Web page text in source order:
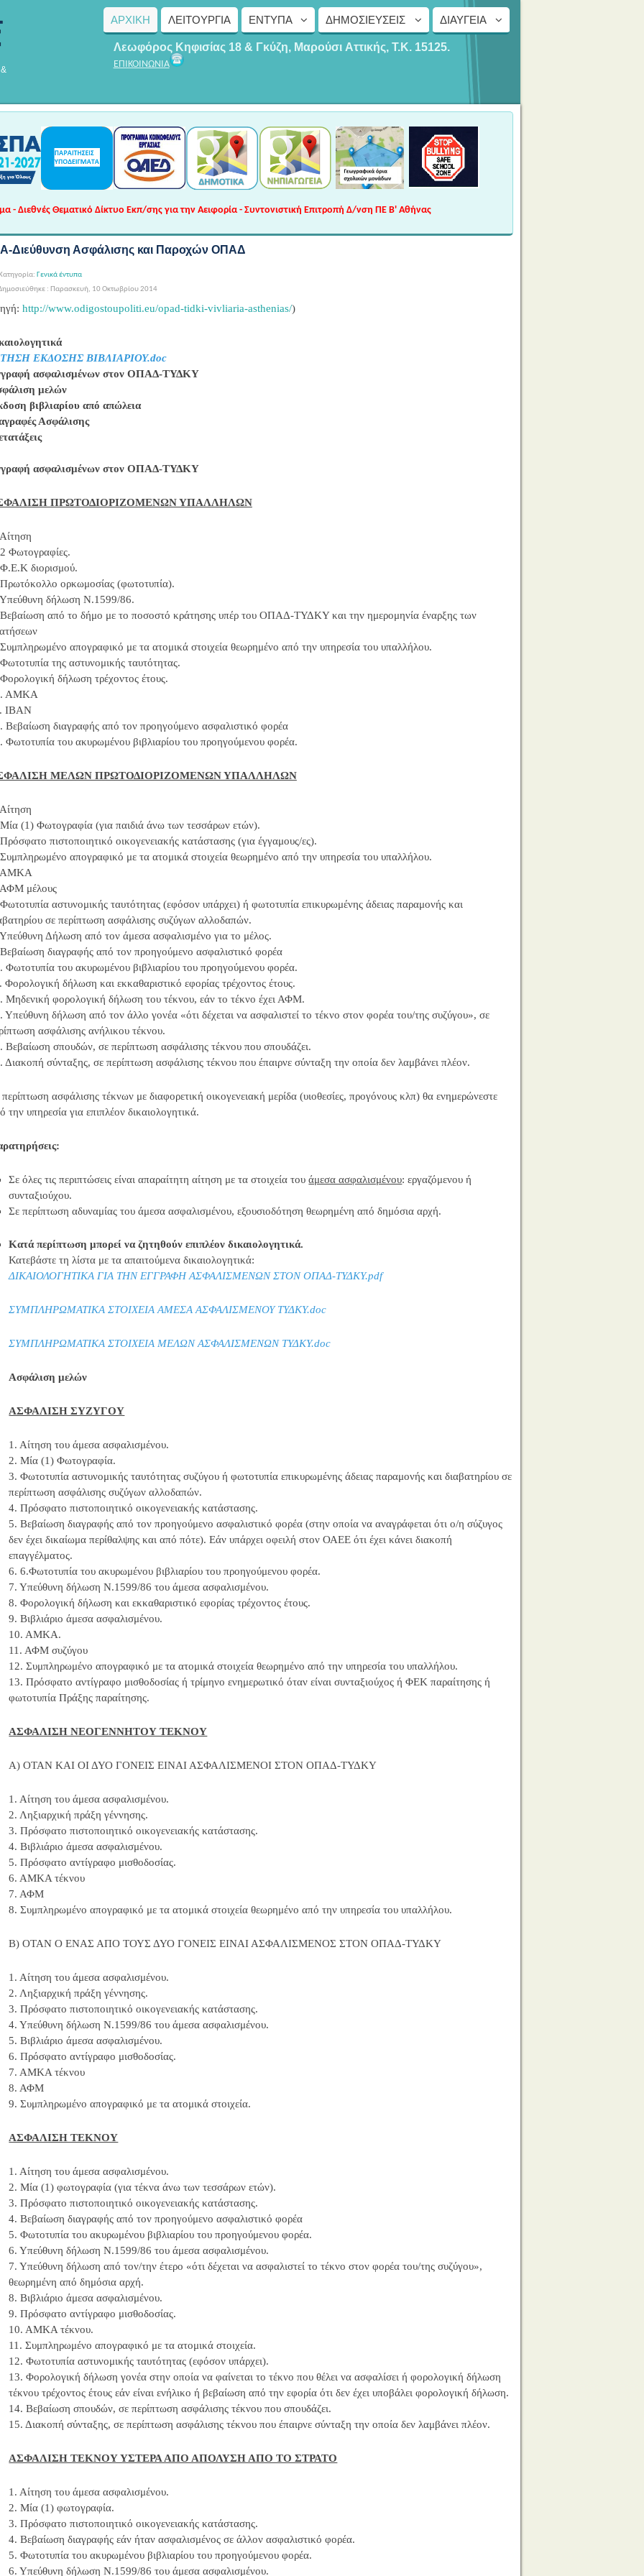
ΑΡΧΙΚΗ ΛΕΙΤΟΥΡΓΊΑ ΈΝΤΥΠΑ ΔΗΜΟΣΙΕΎΣΕΙΣ ΔΙΑΎΓΕΙΑ
Λεωφόρος Κηφισίας 18 & Γκύζη, Μαρούσι Αττικής, Τ.Κ. 15125.
ΕΠΙΚΟΙΝΩΝΙΑ
- Διεθνές Θεματικό Δίκτυο Εκπ/σης για την Αειφορία - Συντονιστική Επιτροπή Δ/νση ΠΕ Β' Αθήνας
Διεύθυνση Ασφάλισης και Παροχών ΟΠΑΔ
Γενικά έντυπα
: Παρασκευή, 10 Οκτωβρίου 2014
http://www.odigostoupoliti.eu/opad-tidki-vivliaria-asthenias/)
ΕΚΔΟΣΗΣ ΒΙΒΛΙΑΡΙΟΥ.doc
ασφαλισμένων στον ΟΠΑΔ-ΤΥΔΚΥ
μελών
βιβλιαρίου από απώλεια
Ασφάλισης
ασφαλισμένων στον ΟΠΑΔ-ΤΥΔΚΥ
ΠΡΩΤΟΔΙΟΡΙΖΟΜΕΝΩΝ ΥΠΑΛΛΗΛΩΝ
Φωτογραφίες.
διορισμού.
ορκωμοσίας (φωτοτυπία).
δήλωση Ν.1599/86.
από το δήμο με το ποσοστό κράτησης υπέρ του ΟΠΑΔ-ΤΥΔΚΥ και την ημερομηνία έναρξης των
απογραφικό με τα ατομικά στοιχεία θεωρημένο από την υπηρεσία του υπαλλήλου.
της αστυνομικής ταυτότητας.
δήλωση τρέχοντος έτους.
ΑΜΚΑ
IBAN
Βεβαίωση διαγραφής από τον προηγούμενο ασφαλιστικό φορέα
Φωτοτυπία του ακυρωμένου βιβλιαρίου του προηγούμενου φορέα.
ΜΕΛΩΝ ΠΡΩΤΟΔΙΟΡΙΖΟΜΕΝΩΝ ΥΠΑΛΛΗΛΩΝ
(1) Φωτογραφία (για παιδιά άνω των τεσσάρων ετών).
πιστοποιητικό οικογενειακής κατάστασης (για έγγαμους/ες).
απογραφικό με τα ατομικά στοιχεία θεωρημένο από την υπηρεσία του υπαλλήλου.
ΑΜΚΑ
μέλους
αστυνομικής ταυτότητας (εφόσον υπάρχει) ή φωτοτυπία επικυρωμένης άδειας παραμονής και
σε περίπτωση ασφάλισης συζύγων αλλοδαπών.
Δήλωση από τον άμεσα ασφαλισμένο για το μέλος.
διαγραφής από τον προηγούμενο ασφαλιστικό φορέα
Φωτοτυπία του ακυρωμένου βιβλιαρίου του προηγούμενου φορέα.
Φορολογική δήλωση και εκκαθαριστικό εφορίας τρέχοντος έτους.
Μηδενική φορολογική δήλωση του τέκνου, εάν το τέκνο έχει ΑΦΜ.
Υπεύθυνη δήλωση από τον άλλο γονέα «ότι δέχεται να ασφαλιστεί το τέκνο στον φορέα του/της συζύγου», σε
ασφάλισης ανήλικου τέκνου.
Βεβαίωση σπουδών, σε περίπτωση ασφάλισης τέκνου που σπουδάζει.
Διακοπή σύνταξης, σε περίπτωση ασφάλισης τέκνου που έπαιρνε σύνταξη την οποία δεν λαμβάνει πλέον.
ασφάλισης τέκνων με διαφορετική οικογενειακή μερίδα (υιοθεσίες, προγόνους κλπ) θα ενημερώνεστε
την υπηρεσία για επιπλέον δικαιολογητικά.
Σε όλες τις περιπτώσεις είναι απαραίτητη αίτηση με τα στοιχεία τουάμεσα ασφαλισμένου: εργαζόμενου ή
συνταξιούχου.
Σε περίπτωση αδυναμίας του άμεσα ασφαλισμένου, εξουσιοδότηση θεωρημένη από δημόσια αρχή.
Κατά περίπτωση μπορεί να ζητηθούν επιπλέον δικαιολογητικά.
Κατεβάστε τη λίστα με τα απαιτούμενα δικαιολογητικά:
ΔΙΚΑΙΟΛΟΓΗΤΙΚΑ ΓΙΑ ΤΗΝ ΕΓΓΡΑΦΗ ΑΣΦΑΛΙΣΜΕΝΩΝ ΣΤΟΝ ΟΠΑΔ-ΤΥΔΚΥ.pdf
ΣΥΜΠΛΗΡΩΜΑΤΙΚΑ ΣΤΟΙΧΕΙΑ ΑΜΕΣΑ ΑΣΦΑΛΙΣΜΕΝΟΥ ΤΥΔΚΥ.doc
ΣΥΜΠΛΗΡΩΜΑΤΙΚΑ ΣΤΟΙΧΕΙΑ ΜΕΛΩΝ ΑΣΦΑΛΙΣΜΕΝΩΝ ΤΥΔΚΥ.doc
Ασφάλιση μελών
ΑΣΦΑΛΙΣΗ ΣΥΖΥΓΟΥ
1. Αίτηση του άμεσα ασφαλισμένου.
2. Μία (1) Φωτογραφία.
3. Φωτοτυπία αστυνομικής ταυτότητας συζύγου ή φωτοτυπία επικυρωμένης άδειας παραμονής και διαβατηρίου σε
περίπτωση ασφάλισης συζύγων αλλοδαπών.
4. Πρόσφατο πιστοποιητικό οικογενειακής κατάστασης.
5. Βεβαίωση διαγραφής από τον προηγούμενο ασφαλιστικό φορέα (στην οποία να αναγράφεται ότι ο/η σύζυγος
δεν έχει δικαίωμα περίθαλψης και από πότε). Εάν υπάρχει οφειλή στον ΟΑΕΕ ότι έχει κάνει διακοπή
επαγγέλματος.
6. 6.Φωτοτυπία του ακυρωμένου βιβλιαρίου του προηγούμενου φορέα.
7. Υπεύθυνη δήλωση Ν.1599/86 του άμεσα ασφαλισμένου.
8. Φορολογική δήλωση και εκκαθαριστικό εφορίας τρέχοντος έτους.
9. Βιβλιάριο άμεσα ασφαλισμένου.
10. ΑΜΚΑ.
11. ΑΦΜ συζύγου
12. Συμπληρωμένο απογραφικό με τα ατομικά στοιχεία θεωρημένο από την υπηρεσία του υπαλλήλου.
13. Πρόσφατο αντίγραφο μισθοδοσίας ή τρίμηνο ενημερωτικό όταν είναι συνταξιούχος ή ΦΕΚ παραίτησης ή
φωτοτυπία Πράξης παραίτησης.
ΑΣΦΑΛΙΣΗ ΝΕΟΓΕΝΝΗΤΟΥ ΤΕΚΝΟΥ
Α) ΟΤΑΝ ΚΑΙ ΟΙ ΔΥΟ ΓΟΝΕΙΣ ΕΙΝΑΙ ΑΣΦΑΛΙΣΜΕΝΟΙ ΣΤΟΝ ΟΠΑΔ-ΤΥΔΚΥ
1. Αίτηση του άμεσα ασφαλισμένου.
2. Ληξιαρχική πράξη γέννησης.
3. Πρόσφατο πιστοποιητικό οικογενειακής κατάστασης.
4. Βιβλιάριο άμεσα ασφαλισμένου.
5. Πρόσφατο αντίγραφο μισθοδοσίας.
6. ΑΜΚΑ τέκνου
7. ΑΦΜ
8. Συμπληρωμένο απογραφικό με τα ατομικά στοιχεία θεωρημένο από την υπηρεσία του υπαλλήλου.
Β) ΟΤΑΝ Ο ΕΝΑΣ ΑΠΟ ΤΟΥΣ ΔΥΟ ΓΟΝΕΙΣ ΕΙΝΑΙ ΑΣΦΑΛΙΣΜΕΝΟΣ ΣΤΟΝ ΟΠΑΔ-ΤΥΔΚΥ
1. Αίτηση του άμεσα ασφαλισμένου.
2. Ληξιαρχική πράξη γέννησης.
3. Πρόσφατο πιστοποιητικό οικογενειακής κατάστασης.
4. Υπεύθυνη δήλωση Ν.1599/86 του άμεσα ασφαλισμένου.
5. Βιβλιάριο άμεσα ασφαλισμένου.
6. Πρόσφατο αντίγραφο μισθοδοσίας.
7. ΑΜΚΑ τέκνου
8. ΑΦΜ
9. Συμπληρωμένο απογραφικό με τα ατομικά στοιχεία.
ΑΣΦΑΛΙΣΗ ΤΕΚΝΟΥ
1. Αίτηση του άμεσα ασφαλισμένου.
2. Μία (1) φωτογραφία (για τέκνα άνω των τεσσάρων ετών).
3. Πρόσφατο πιστοποιητικό οικογενειακής κατάστασης.
4. Βεβαίωση διαγραφής από τον προηγούμενο ασφαλιστικό φορέα
5. Φωτοτυπία του ακυρωμένου βιβλιαρίου του προηγούμενου φορέα.
6. Υπεύθυνη δήλωση Ν.1599/86 του άμεσα ασφαλισμένου.
7. Υπεύθυνη δήλωση από τον/την έτερο «ότι δέχεται να ασφαλιστεί το τέκνο στον φορέα του/της συζύγου»,
θεωρημένη από δημόσια αρχή.
8. Βιβλιάριο άμεσα ασφαλισμένου.
9. Πρόσφατο αντίγραφο μισθοδοσίας.
10. ΑΜΚΑ τέκνου.
11. Συμπληρωμένο απογραφικό με τα ατομικά στοιχεία.
12. Φωτοτυπία αστυνομικής ταυτότητας (εφόσον υπάρχει).
13. Φορολογική δήλωση γονέα στην οποία να φαίνεται το τέκνο που θέλει να ασφαλίσει ή φορολογική δήλωση
τέκνου τρέχοντος έτους εάν είναι ενήλικο ή βεβαίωση από την εφορία ότι δεν έχει υποβάλει φορολογική δήλωση.
14. Βεβαίωση σπουδών, σε περίπτωση ασφάλισης τέκνου που σπουδάζει.
15. Διακοπή σύνταξης, σε περίπτωση ασφάλισης τέκνου που έπαιρνε σύνταξη την οποία δεν λαμβάνει πλέον.
ΑΣΦΑΛΙΣΗ ΤΕΚΝΟΥ ΥΣΤΕΡΑ ΑΠΟ ΑΠΟΛΥΣΗ ΑΠΟ ΤΟ ΣΤΡΑΤΟ
1. Αίτηση του άμεσα ασφαλισμένου.
2. Μία (1) φωτογραφία.
3. Πρόσφατο πιστοποιητικό οικογενειακής κατάστασης.
4. Βεβαίωση διαγραφής εάν ήταν ασφαλισμένος σε άλλον ασφαλιστικό φορέα.
5. Φωτοτυπία του ακυρωμένου βιβλιαρίου του προηγούμενου φορέα.
6. Υπεύθυνη δήλωση Ν.1599/86 του άμεσα ασφαλισμένου.